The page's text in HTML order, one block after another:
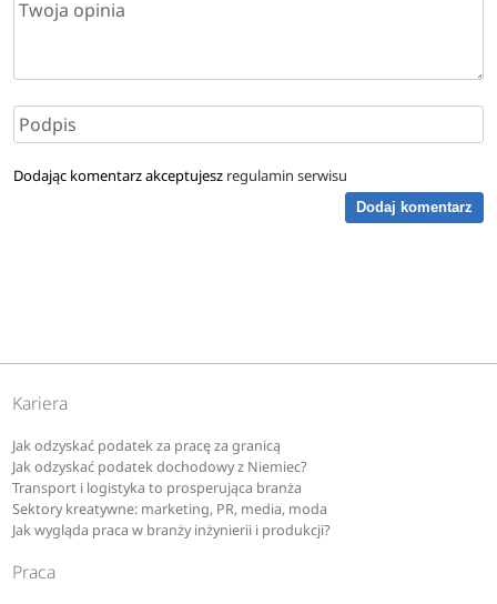
Dodając komentarz akceptujesz regulamin serwisu
Dodaj komentarz
Kariera
Jak odzyskać podatek za pracę za granicą
Jak odzyskać podatek dochodowy z Niemiec?
Transport i logistyka to prosperująca branża
Sektory kreatywne: marketing, PR, media, moda
Jak wygląda praca w branży inżynierii i produkcji?
Praca